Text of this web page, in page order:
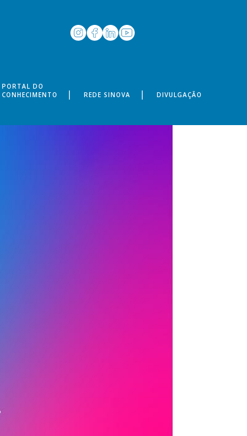
PORTAL DO
CONHECIMENTO
REDE SINOVA DIVULGAÇÃO